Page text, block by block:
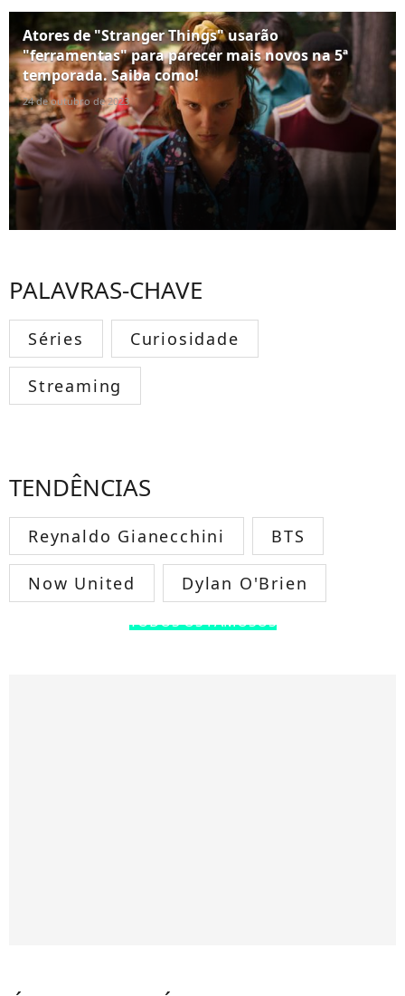
Atores de "Stranger Things" usarão
"ferramentas" para parecer mais novos na 5ª
temporada. Saiba como!
24 de outubro de 2023
PALAVRAS-CHAVE
Séries Curiosidade
Streaming
TENDÊNCIAS
Reynaldo Gianecchini BTS
Now United Dylan O'Brien
TODOS OS FAMOSOS